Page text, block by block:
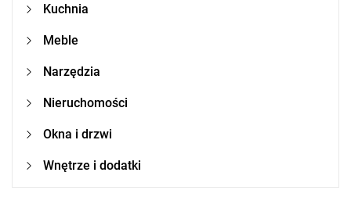
Kuchnia
Meble
Narzędzia
Nieruchomości
Okna i drzwi
Wnętrze i dodatki